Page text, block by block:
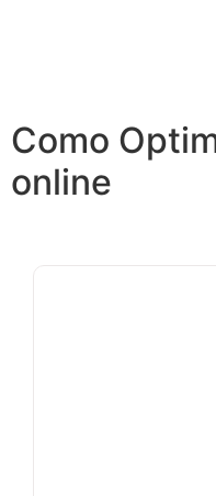
Como
online